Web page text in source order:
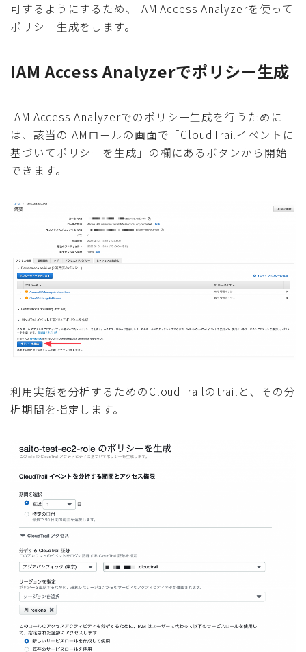
可するようにするため、IAM Access Analyzerを使って
ポリシー生成をします。
IAM Access Analyzerでポリシー生成
IAM Access Analyzerでのポリシー生成を行うために
は、該当のIAMロールの画面で「CloudTrailイベントに
基づいてポリシーを生成」の欄にあるボタンから開始
できます。
利用実態を分析するためのCloudTrailのtrailと、その分
析期間を指定します。